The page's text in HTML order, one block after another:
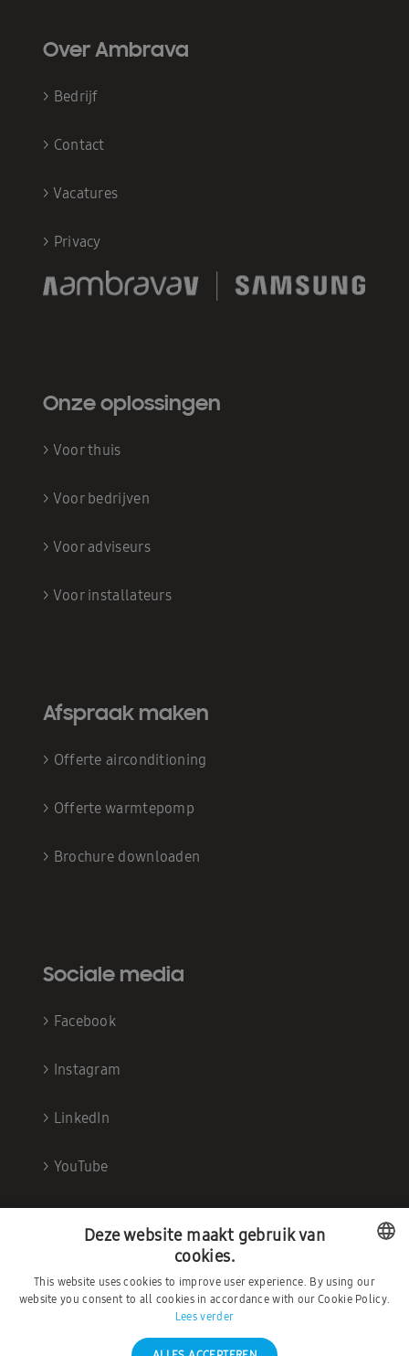
Over Ambrava
> Bedrijf
> Contact
> Vacatures
> Privacy
Onze oplossingen
> Voor thuis
> Voor bedrijven
> Voor adviseurs
> Voor installateurs
Afspraak maken
> Offerte airconditioning
> Offerte warmtepomp
> Brochure downloaden
Sociale media
> Facebook
> Instagram
> LinkedIn
> YouTube
DUTCH
Deze website maakt gebruik van
cookies.
This website uses cookies to improve user experience. By using our
website you consent to all cookies in accordance with our Cookie Policy.
Lees verder